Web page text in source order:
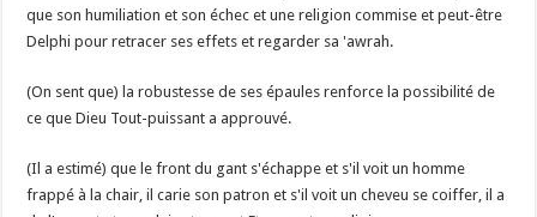
que son humiliation et son échec et une religion commise et peut-être
Delphi pour retracer ses effets et regarder sa 'awrah.
(On sent que) la robustesse de ses épaules renforce la possibilité de
ce que Dieu Tout-puissant a approuvé.
(Il a estimé) que le front du gant s'échappe et s'il voit un homme
frappé à la chair, il carie son patron et s'il voit un cheveu se coiffer, il a